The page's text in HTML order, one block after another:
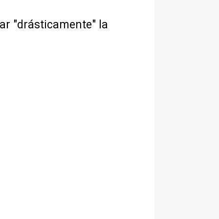
"drásticamente" la